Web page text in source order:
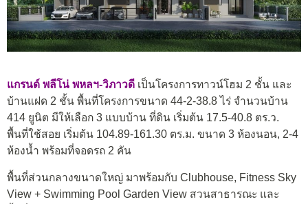
แกรนด์ พลีโน่ พหลฯ-วิภาวดี เป็นโครงการทาวน์โฮม 2 ชั้น และ
บ้านแฝด 2 ชั้น พื้นที่โครงการขนาด 44-2-38.8 ไร่ จำนวนบ้าน
414 ยูนิต มีให้เลือก 3 แบบบ้าน ที่ดิน เริ่มต้น 17.5-40.8 ตร.ว.
พื้นที่ใช้สอย เริ่มต้น 104.89-161.30 ตร.ม. ขนาด 3 ห้องนอน, 2-4
ห้องน้ำ พร้อมที่จอดรถ 2 คัน
พื้นที่ส่วนกลางขนาดใหญ่ มาพร้อมกับ Clubhouse, Fitness Sky
View + Swimming Pool Garden View สวนสาธารณะ และ